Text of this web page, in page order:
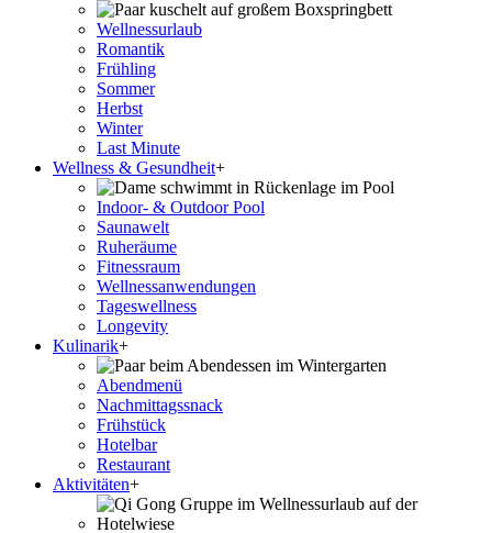
Wellnessurlaub
Romantik
Frühling
Sommer
Herbst
Winter
Last Minute
Wellness & Gesundheit+
Indoor- & Outdoor Pool
Saunawelt
Ruheräume
Fitnessraum
Wellness­anwendungen
Tageswellness
Longevity
Kulinarik+
Abendmenü
Nachmittagssnack
Frühstück
Hotelbar
Restaurant
Aktivitäten+